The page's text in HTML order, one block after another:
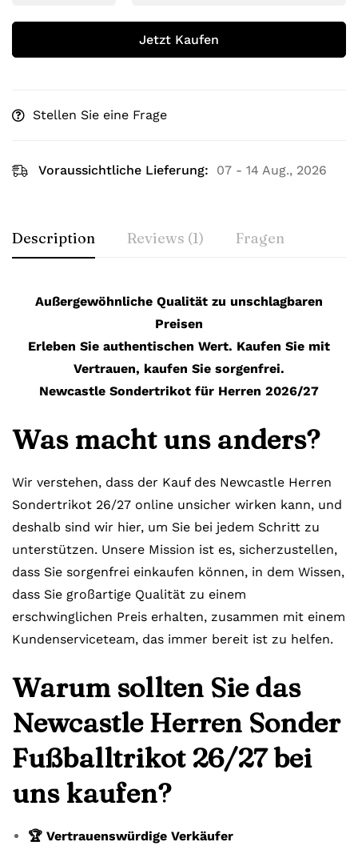
Jetzt Kaufen
Stellen Sie eine Frage
Voraussichtliche Lieferung: 07 - 14 Aug., 2026
Description Reviews (1) Fragen
Außergewöhnliche Qualität zu unschlagbaren
Preisen
Erleben Sie authentischen Wert. Kaufen Sie mit
Vertrauen, kaufen Sie sorgenfrei.
Newcastle Sondertrikot für Herren 2026/27
Was macht uns anders?
Wir verstehen, dass der Kauf des Newcastle Herren
Sondertrikot 26/27 online unsicher wirken kann, und
deshalb sind wir hier, um Sie bei jedem Schritt zu
unterstützen. Unsere Mission ist es, sicherzustellen,
dass Sie sorgenfrei einkaufen können, in dem Wissen,
dass Sie großartige Qualität zu einem
erschwinglichen Preis erhalten, zusammen mit einem
Kundenserviceteam, das immer bereit ist zu helfen.
Warum sollten Sie das
Newcastle Herren Sonder
Fußballtrikot 26/27 bei
uns kaufen?
🏆 Vertrauenswürdige Verkäufer